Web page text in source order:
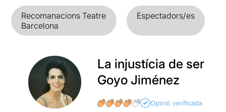
Recomanacions Teatre
Barcelona
Espectadors/es
La injustícia de ser
Goyo Jiménez
Opinió verificada